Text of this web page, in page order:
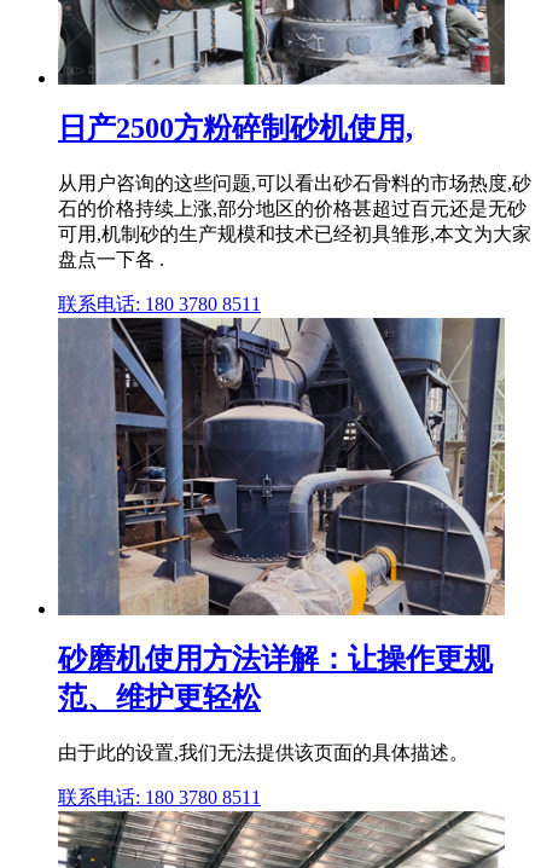
日产2500方粉碎制砂机使用,
从用户咨询的这些问题,可以看出砂石骨料的市场热度,砂
石的价格持续上涨,部分地区的价格甚超过百元还是无砂
可用,机制砂的生产规模和技术已经初具雏形,本文为大家
盘点一下各 .
联系电话: 180 3780 8511
砂磨机使用方法详解：让操作更规
范、维护更轻松
由于此的设置,我们无法提供该页面的具体描述。
联系电话: 180 3780 8511